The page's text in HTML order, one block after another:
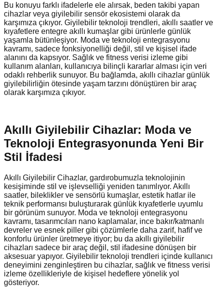
Bu konuyu farklı ifadelerle ele alırsak, beden takibi yapan
cihazlar veya giyilebilir sensör ekosistemi olarak da
karşımıza çıkıyor. Giyilebilir teknoloji trendleri, akıllı saatler ve
kıyafetlere entegre akıllı kumaşlar gibi ürünlerle günlük
yaşamla bütünleşiyor. Moda ve teknoloji entegrasyonu
kavramı, sadece fonksiyonelliği değil, stil ve kişisel ifade
alanını da kapsıyor. Sağlık ve fitness verisi izleme gibi
kullanım alanları, kullanıcıya bilinçli kararlar alması için veri
odaklı rehberlik sunuyor. Bu bağlamda, akıllı cihazlar günlük
giyilebilirliğin ötesinde yaşam tarzını dönüştüren bir araç
olarak karşımıza çıkıyor.
Akıllı Giyilebilir Cihazlar: Moda ve
Teknoloji Entegrasyonunda Yeni Bir
Stil İfadesi
Akıllı Giyilebilir Cihazlar, gardırobumuzla teknolojinin
kesişiminde stil ve işlevselliği yeniden tanımlıyor. Akıllı
saatler, bileklikler ve sensörlü kumaşlar, estetik hatlar ile
teknik performansı buluşturarak günlük kıyafetlerle uyumlu
bir görünüm sunuyor. Moda ve teknoloji entegrasyonu
kavramı, tasarımcıları nano kaplamalar, ince bakır/katmanlı
devreler ve esnek piller gibi çözümlerle daha zarif, hafif ve
konforlu ürünler üretmeye itiyor; bu da akıllı giyilebilir
cihazları sadece bir araç değil, stil ifadesine dönüşen bir
aksesuar yapıyor. Giyilebilir teknoloji trendleri içinde kullanıcı
deneyimini zenginleştiren bu cihazlar, sağlık ve fitness verisi
izleme özellikleriyle de kişisel hedeflere yönelik yol
gösteriyor.